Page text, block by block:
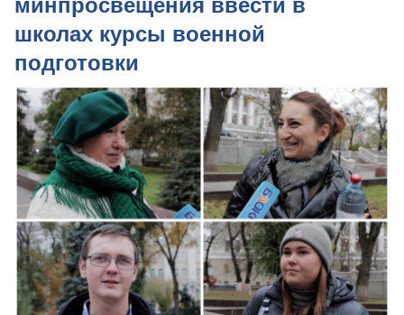
минпросвещения ввести в
школах курсы военной
подготовки